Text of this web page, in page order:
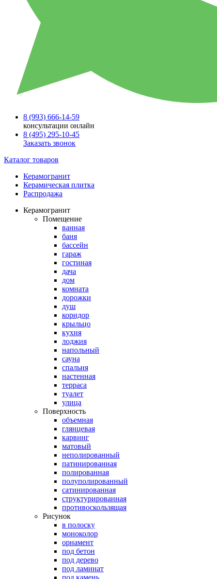
8 (993) 666-14-59
консультации онлайн
8 (495) 295-10-45
Заказать звонок
Каталог товаров
Керамогранит
Керамическая плитка
Распродажа
Керамогранит
Помещение
ванная
баня
бассейн
гараж
гостиная
дача
дом
комната
дорожки
душ
коридор
крыльцо
кухня
лоджия
напольный
сауна
спальня
настенная
терраса
туалет
улица
Поверхность
объемная
глянцевая
карвинг
матовый
неполированный
патинированная
полированная
полуполированный
сатинированная
структурированная
противоскользящая
Рисунок
в полоску
моноколор
орнамент
под бетон
под дерево
под ламинат
под камень